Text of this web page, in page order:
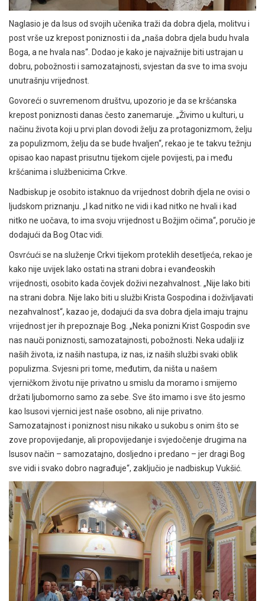
Naglasio je da Isus od svojih učenika traži da dobra djela, molitvu i
post vrše uz krepost poniznosti i da „naša dobra djela budu hvala
Boga, a ne hvala nas“. Dodao je kako je najvažnije biti ustrajan u
dobru, pobožnosti i samozatajnosti, svjestan da sve to ima svoju
unutrašnju vrijednost.
Govoreći o suvremenom društvu, upozorio je da se kršćanska
krepost poniznosti danas često zanemaruje. „Živimo u kulturi, u
načinu života koji u prvi plan dovodi želju za protagonizmom, želju
za populizmom, želju da se bude hvaljen“, rekao je te takvu težnju
opisao kao napast prisutnu tijekom cijele povijesti, pa i među
kršćanima i službenicima Crkve.
Nadbiskup je osobito istaknuo da vrijednost dobrih djela ne ovisi o
ljudskom priznanju. „I kad nitko ne vidi i kad nitko ne hvali i kad
nitko ne uočava, to ima svoju vrijednost u Božjim očima“, poručio je
dodajući da Bog Otac vidi.
Osvrćući se na služenje Crkvi tijekom proteklih desetljeća, rekao je
kako nije uvijek lako ostati na strani dobra i evanđeoskih
vrijednosti, osobito kada čovjek doživi nezahvalnost. „Nije lako biti
na strani dobra. Nije lako biti u službi Krista Gospodina i doživljavati
nezahvalnost“, kazao je, dodajući da sva dobra djela imaju trajnu
vrijednost jer ih prepoznaje Bog. „Neka ponizni Krist Gospodin sve
nas nauči poniznosti, samozatajnosti, pobožnosti. Neka udalji iz
naših života, iz naših nastupa, iz nas, iz naših službi svaki oblik
populizma. Svjesni pri tome, međutim, da ništa u našem
vjerničkom životu nije privatno u smislu da moramo i smijemo
držati ljubomorno samo za sebe. Sve što imamo i sve što jesmo
kao Isusovi vjernici jest naše osobno, ali nije privatno.
Samozatajnost i poniznost nisu nikako u sukobu s onim što se
zove propovijedanje, ali propovijedanje i svjedočenje drugima na
Isusov način – samozatajno, dosljedno i predano – jer dragi Bog
sve vidi i svako dobro nagrađuje“, zaključio je nadbiskup Vukšić.